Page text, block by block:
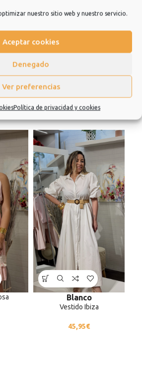
nuestro sitio web y nuestro servicio.
Aceptar cookies
Denegado
Ver preferencias
Política de privacidad y cookies
Blanco
Vestido Ibiza
45,95€